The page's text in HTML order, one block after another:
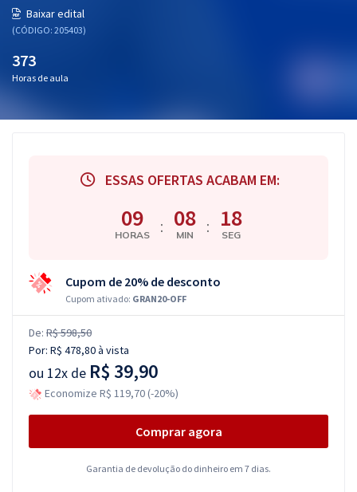
Baixar edital
(CÓDIGO: 205403)
373
Horas de aula
ESSAS OFERTAS ACABAM EM:
09
HORAS : 08
MIN : 17
SEG
Cupom de 20% de desconto
Cupom ativado: GRAN20-OFF
De: R$ 598,50
Por: R$ 478,80à vista
ou 12x de R$ 39,90
Economize R$ 119,70 (-20%)
Comprar agora
Garantia de devolução do dinheiro em 7 dias.